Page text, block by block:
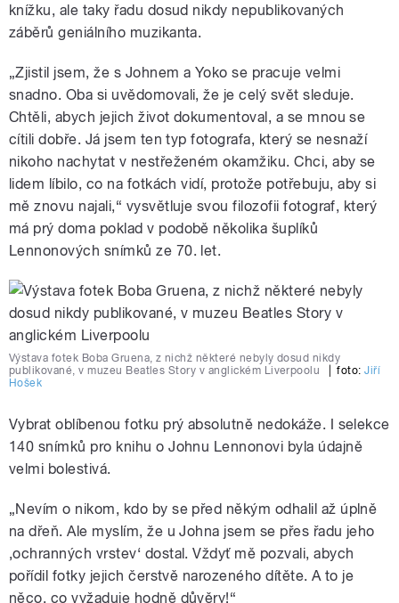
knížku, ale taky řadu dosud nikdy nepublikovaných
záběrů geniálního muzikanta.
„Zjistil jsem, že s Johnem a Yoko se pracuje velmi
snadno. Oba si uvědomovali, že je celý svět sleduje.
Chtěli, abych jejich život dokumentoval, a se mnou se
cítili dobře. Já jsem ten typ fotografa, který se nesnaží
nikoho nachytat v nestřeženém okamžiku. Chci, aby se
lidem líbilo, co na fotkách vidí, protože potřebuju, aby si
mě znovu najali,“ vysvětluje svou filozofii fotograf, který
má prý doma poklad v podobě několika šuplíků
Lennonových snímků ze 70. let.
Výstava fotek Boba Gruena, z nichž některé nebyly dosud nikdy
publikované, v muzeu Beatles Story v anglickém Liverpoolu
foto:Jiří
Hošek
Vybrat oblíbenou fotku prý absolutně nedokáže. I selekce
140 snímků pro knihu o Johnu Lennonovi byla údajně
velmi bolestivá.
„Nevím o nikom, kdo by se před někým odhalil až úplně
na dřeň. Ale myslím, že u Johna jsem se přes řadu jeho
‚ochranných vrstev‘ dostal. Vždyť mě pozvali, abych
pořídil fotky jejich čerstvě narozeného dítěte. A to je
něco, co vyžaduje hodně důvěry!“